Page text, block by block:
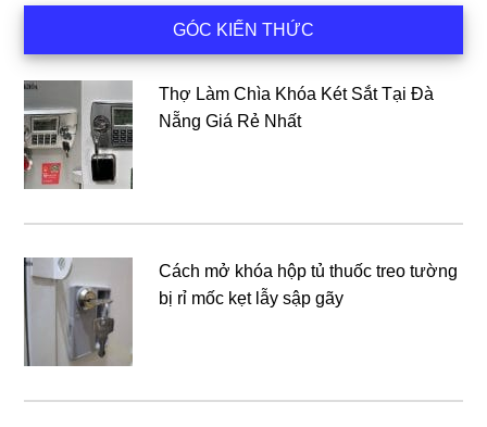
chính
GÓC KIẾN THỨC
Thợ Làm Chìa Khóa Két Sắt Tại Đà
Nẵng Giá Rẻ Nhất
Cách mở khóa hộp tủ thuốc treo tường
bị rỉ mốc kẹt lẫy sập gãy